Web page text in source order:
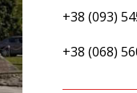
+38 (093)
+38 (068)